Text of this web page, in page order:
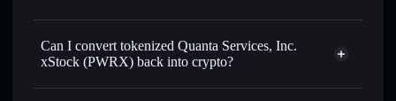
Can I convert tokenized Quanta Services, Inc.
xStock (PWRX) back into crypto?
Quanta Services, Inc. xStock